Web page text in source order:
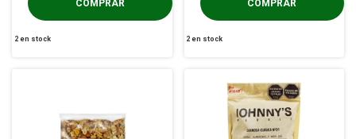
2en stock 2 en stock